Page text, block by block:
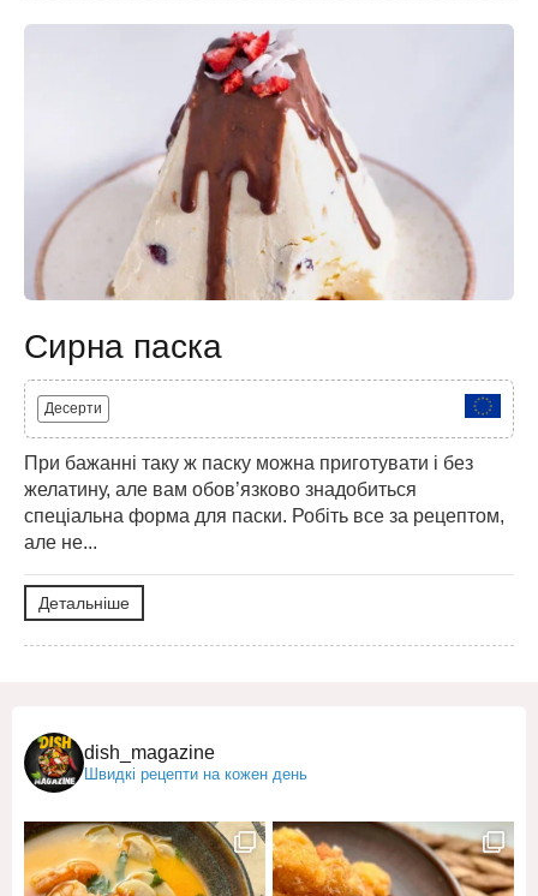
Сирна паска
Десерти
При бажанні таку ж паску можна приготувати і без
желатину, але вам обов’язково знадобиться
спеціальна форма для паски. Робіть все за рецептом,
але не...
Детальніше
dish_magazine
Швидкі рецепти на кожен день